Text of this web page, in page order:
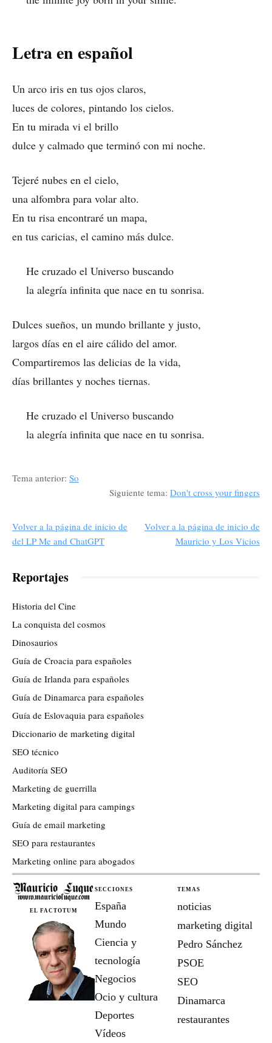
Letra en español
Un arco iris en tus ojos claros,
luces de colores, pintando los cielos.
En tu mirada vi el brillo
dulce y calmado que terminó con mi noche.
Tejeré nubes en el cielo,
una alfombra para volar alto.
En tu risa encontraré un mapa,
en tus caricias, el camino más dulce.
He cruzado el Universo buscando
la alegría infinita que nace en tu sonrisa.
Dulces sueños, un mundo brillante y justo,
largos días en el aire cálido del amor.
Compartiremos las delicias de la vida,
días brillantes y noches tiernas.
He cruzado el Universo buscando
la alegría infinita que nace en tu sonrisa.
Tema anterior: So
Siguiente tema: Don't cross your fingers
Volver a la página de inicio de
del LP Me and ChatGPT
Volver a la página de inicio de
Mauricio y Los Vicios
Reportajes
Historia del Cine
La conquista del cosmos
Dinosaurios
Guía de Croacia para españoles
Guía de Irlanda para españoles
Guía de Dinamarca para españoles
Guía de Eslovaquia para españoles
Diccionario de marketing digital
SEO técnico
Auditoría SEO
Marketing de guerrilla
Marketing digital para campings
Guía de email marketing
SEO para restaurantes
Marketing online para abogados
EL FACTOTUM
SECCIONES
España
Mundo
Ciencia y
tecnología
Negocios
Ocio y cultura
Deportes
Vídeos
TEMAS
noticias
marketing digital
Pedro Sánchez
PSOE
SEO
Dinamarca
restaurantes